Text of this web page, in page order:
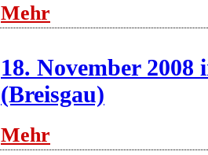
Mehr
18. November 2008
(Breisgau)
Mehr